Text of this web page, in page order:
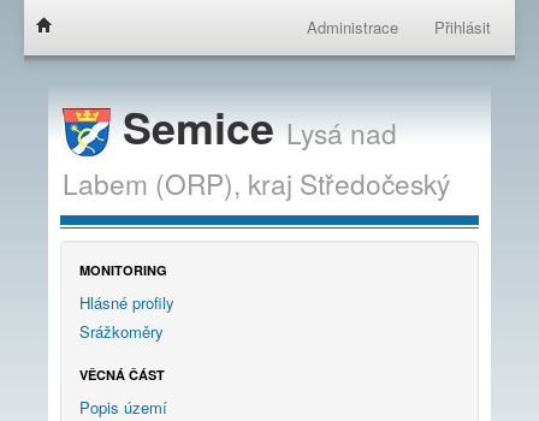
Administrace Přihlásit
SemiceLysá nad
Labem (ORP), kraj Středočeský
MONITORING
Hlásné profily
Srážkoměry
VĚCNÁ ČÁST
Popis území